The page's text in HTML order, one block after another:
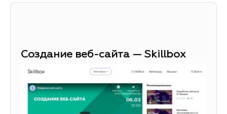
Создание веб-сайта — Skillbox